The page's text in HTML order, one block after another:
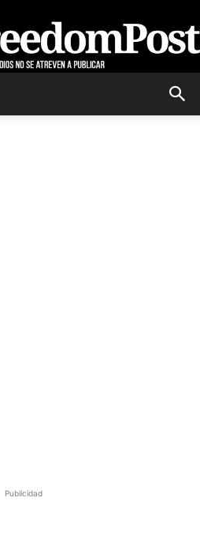
Publicidad